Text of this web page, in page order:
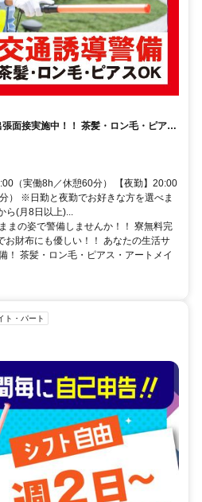
面接実施中！！ 茶髪・ロン毛・ピア
（実働8h／休憩60分） 【夜勤】20:00
） ※日勤と夜勤でお好きな方を選べま
ら(月8日以上)...
まの姿で警備しませんか！！ 寮無料完
お財布にも優しい！！ あなたの生活サ
！ 茶髪・ロン毛・ピアス・アートメイ
ト・パート